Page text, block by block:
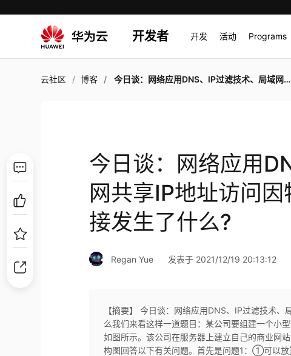
开发者 开发 活动 Programs
云社区 博客 今日谈：网络应用DNS、IP过滤技术、局域网共享IP地址访问因特网、详述打开一个链接发生了什么?
今日谈：网络应用
网共享IP地址访问
接发生了什么?
Regan Yue 发表于 2021/12/19 20:13:12
【摘要】 今日谈：网络应用DNS、IP过滤技术
么我们来看这样一道题目：某公司要组建一个小
如图所示。该公司在服务器上建立自己的商业网
构图回答以下有关问题。首先是问题1：①可以